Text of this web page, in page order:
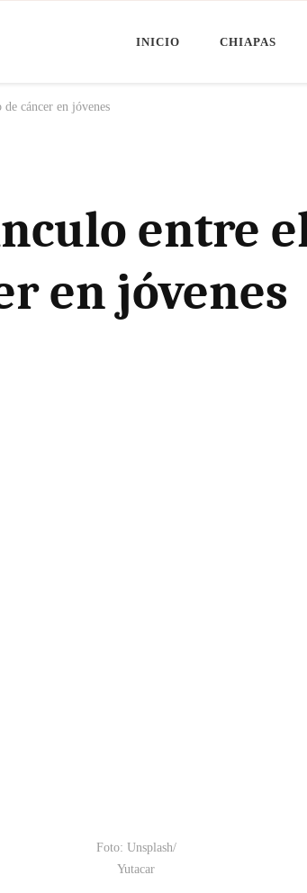
INICIO CHIAPAS
cáncer en jóvenes
entre
en jóvenes
Foto: Unsplash/
Yutacar